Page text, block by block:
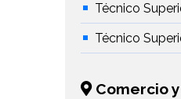
Técnico
Técnico
Comercio